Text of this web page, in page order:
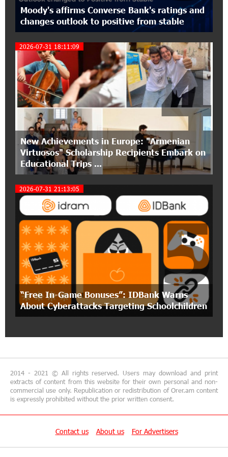
12:40:36 2-07-2026
Ucom Introduces the New uMix 5000 Regional
Package: 3 Services for Just AMD 5,000 per
Month
11:55:53 2-07-2026
"Monaco glamour, Vegas energy, Macau prestige
- yet uniquely Armenian." Artak Tovmasyan on
how Seven Visions is redefining world-class hospitality
11:56:27 1-07-2026
Travel Without Borders: Ucom Introduces New
uTravel Packages
15:08:55 30-06-2026
Artur Nakhshikyan has joined the Supervisory
Board of Unibank
18:19:50 29-06-2026
"Your smartphone is locked": IDBank warns of
cyberextortion that turns your smartphone into
a "brick"
14:57:04 29-06-2026
“From Classroom to Orbit”: With Ucom’s
13:02:19 29-06-2026
AraratBank Reports Growth in its SME Loan
Portfolio in 2025
and sustainable finance in Armenia
Moody's affirms Converse Bank's ratings and
changes outlook to positive from stable
2026-07-31 18:11:09
New Achievements in Europe: "Armenian
Virtuosos" Scholarship Recipients Embark on
Educational Trips ...
4
2026-07-31 21:13:05
“Free In-Game Bonuses”: IDBank Warns
About Cyberattacks Targeting Schoolchildren
5
2014 - 2021 © All rights reserved. Users may download and print
extracts of content from this website for their own personal and non-
commercial use only. Republication or redistribution of Orer.am content
is expressly prohibited without the prior written consent.
Contact us About us For Advertisers